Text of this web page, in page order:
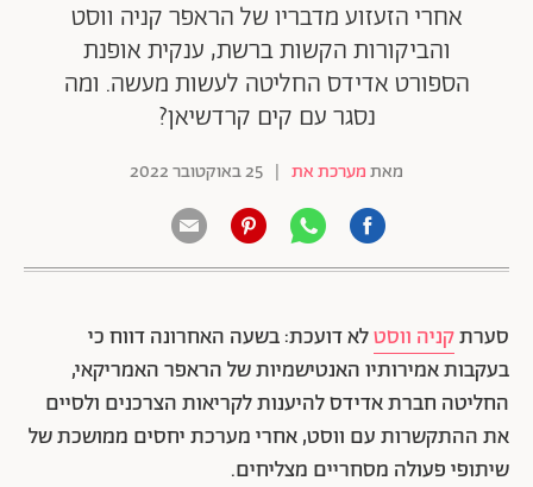
אחרי הזעזוע מדבריו של הראפר קניה ווסט
והביקורות הקשות ברשת, ענקית אופנת
הספורט אדידס החליטה לעשות מעשה. ומה
נסגר עם קים קרדשיאן?
מאתמערכת את | 25 באוקטובר 2022
סערתקניה ווסטלא דועכת: בשעה האחרונה דווח כי
בעקבות אמירותיו האנטישמיות של הראפר האמריקאי,
החליטה חברת אדידס להיענות לקריאות הצרכנים ולסיים
את ההתקשרות עם ווסט, אחרי מערכת יחסים ממושכת של
שיתופי פעולה מסחריים מצליחים.